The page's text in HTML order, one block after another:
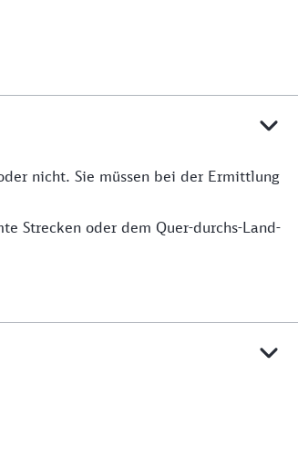
nicht. Sie müssen bei der Ermittlung
Strecken oder dem Quer-durchs-Land-